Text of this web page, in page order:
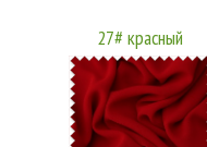
27# красный